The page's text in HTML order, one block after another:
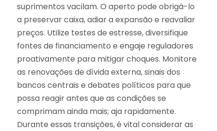
suprimentos vacilam. O aperto pode obrigá-lo
a preservar caixa, adiar a expansão e reavaliar
preços. Utilize testes de estresse, diversifique
fontes de financiamento e engaje reguladores
proativamente para mitigar choques. Monitore
as renovações de dívida externa, sinais dos
bancos centrais e debates políticos para que
possa reagir antes que as condições se
comprimam ainda mais; aja rapidamente.
Durante essas transições, é vital considerar as